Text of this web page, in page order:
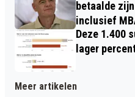
betaalde
inclusief
Deze 1.400
lager
Meer artikelen